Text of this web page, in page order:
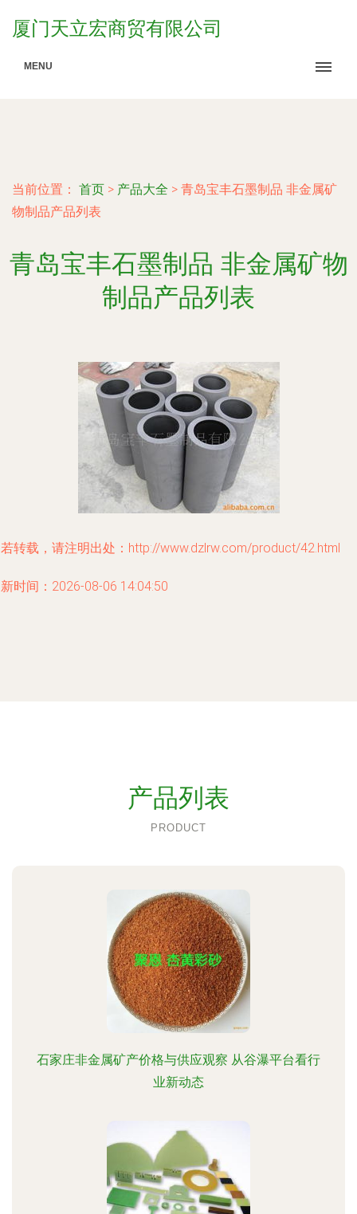
厦门天立宏商贸有限公司
MENU
当前位置： 首页 > 产品大全 > 青岛宝丰石墨制品 非金属矿
物制品产品列表
青岛宝丰石墨制品 非金属矿物
制品产品列表
转载，请注明出处：http://www.dzlrw.com/product/42.html
时间：2026-08-06 14:04:50
产品列表
PRODUCT
石家庄非金属矿产价格与供应观察 从谷瀑平台看行
业新动态